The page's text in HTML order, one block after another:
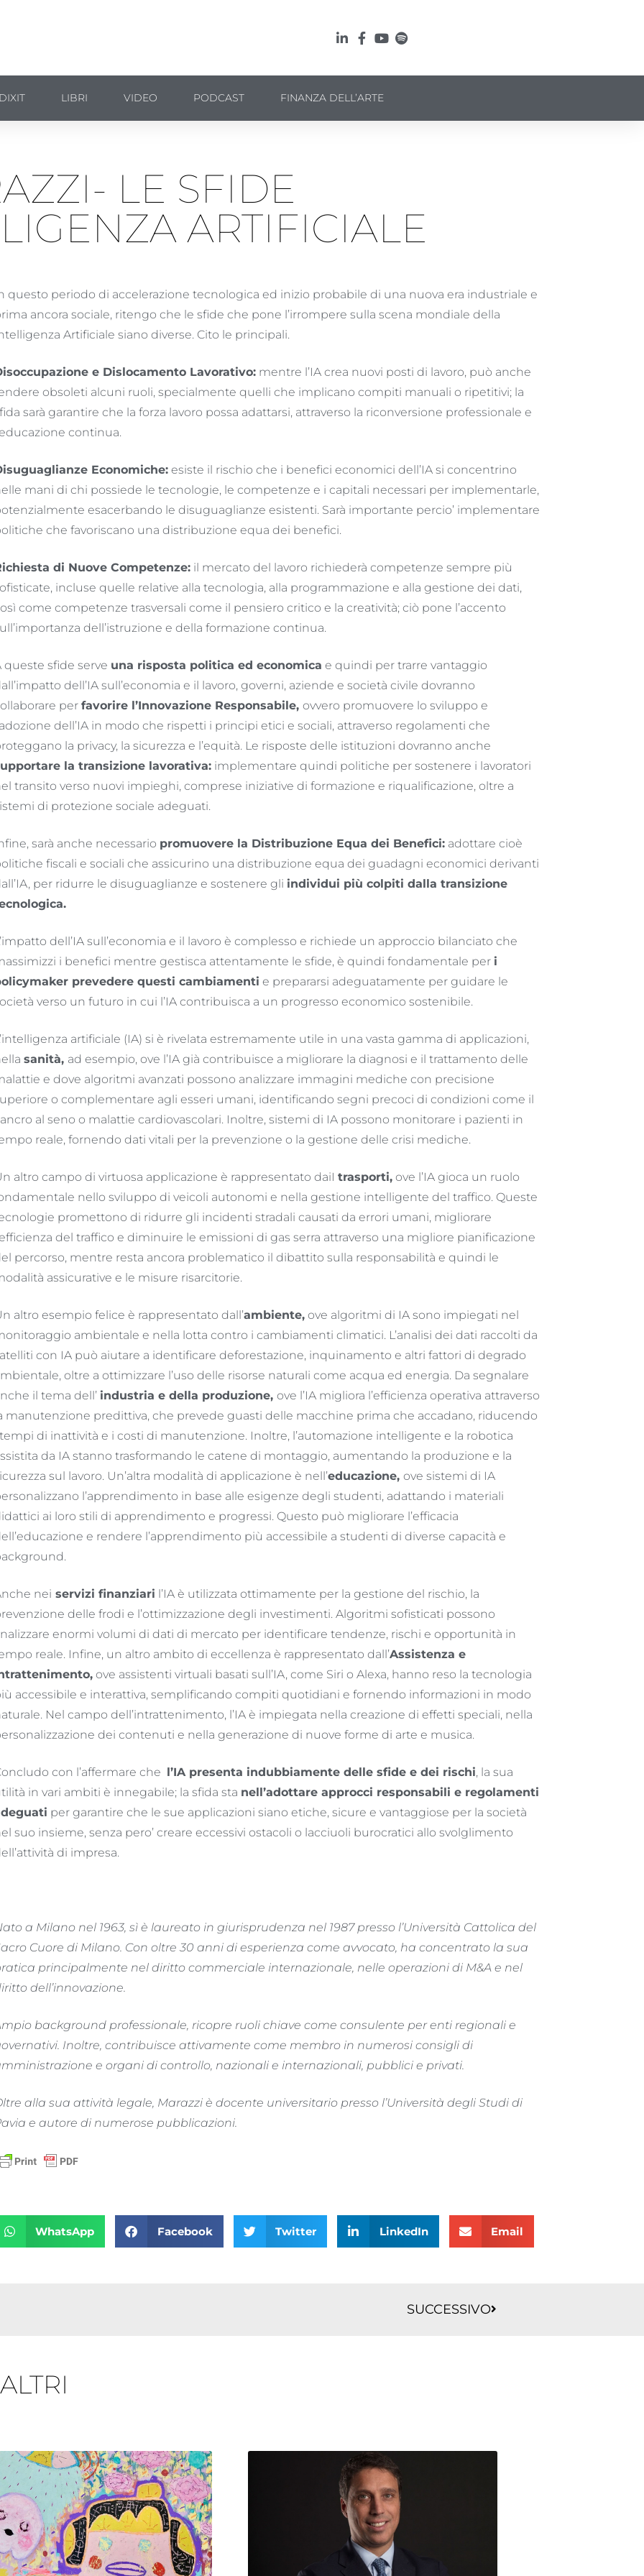
LIBRI VIDEO PODCAST FINANZA DELL’ARTE
LE SFIDE
ARTIFICIALE
questo periodo di accelerazione tecnologica ed inizio probabile di una nuova era industriale e
ancora sociale, ritengo che le sfide che pone l’irrompere sulla scena mondiale della
Artificiale siano diverse. Cito le principali.
e Dislocamento Lavorativo:mentre l’IA crea nuovi posti di lavoro, può anche
obsoleti alcuni ruoli, specialmente quelli che implicano compiti manuali o ripetitivi; la
sarà garantire che la forza lavoro possa adattarsi, attraverso la riconversione professionale e
continua.
Economiche:esiste il rischio che i benefici economici dell’IA si concentrino
mani di chi possiede le tecnologie, le competenze e i capitali necessari per implementarle,
esacerbando le disuguaglianze esistenti. Sarà importante percio’ implementare
che favoriscano una distribuzione equa dei benefici.
di Nuove Competenze:il mercato del lavoro richiederà competenze sempre più
incluse quelle relative alla tecnologia, alla programmazione e alla gestione dei dati,
come competenze trasversali come il pensiero critico e la creatività; ciò pone l’accento
dell’istruzione e della formazione continua.
queste sfide serve una risposta politica ed economica e quindi per trarre vantaggio
dell’IA sull’economia e il lavoro, governi, aziende e società civile dovranno
per favorire l’Innovazione Responsabile, ovvero promuovere lo sviluppo e
dell’IA in modo che rispetti i principi etici e sociali, attraverso regolamenti che
la privacy, la sicurezza e l’equità. Le risposte delle istituzioni dovranno anche
la transizione lavorativa:implementare quindi politiche per sostenere i lavoratori
transito verso nuovi impieghi, comprese iniziative di formazione e riqualificazione, oltre a
di protezione sociale adeguati.
sarà anche necessario promuovere la Distribuzione Equa dei Benefici:adottare cioè
fiscali e sociali che assicurino una distribuzione equa dei guadagni economici derivanti
per ridurre le disuguaglianze e sostenere gli individui più colpiti dalla transizione
dell’IA sull’economia e il lavoro è complesso e richiede un approccio bilanciato che
i benefici mentre gestisca attentamente le sfide, è quindi fondamentale per i
prevedere questi cambiamenti e prepararsi adeguatamente per guidare le
verso un futuro in cui l’IA contribuisca a un progresso economico sostenibile.
artificiale (IA) si è rivelata estremamente utile in una vasta gamma di applicazioni,
sanità, ad esempio, ove l’IA già contribuisce a migliorare la diagnosi e il trattamento delle
e dove algoritmi avanzati possono analizzare immagini mediche con precisione
o complementare agli esseri umani, identificando segni precoci di condizioni come il
al seno o malattie cardiovascolari. Inoltre, sistemi di IA possono monitorare i pazienti in
reale, fornendo dati vitali per la prevenzione o la gestione delle crisi mediche.
altro campo di virtuosa applicazione è rappresentato daiI trasporti,ove l’IA gioca un ruolo
nello sviluppo di veicoli autonomi e nella gestione intelligente del traffico. Queste
promettono di ridurre gli incidenti stradali causati da errori umani, migliorare
del traffico e diminuire le emissioni di gas serra attraverso una migliore pianificazione
percorso, mentre resta ancora problematico il dibattito sulla responsabilità e quindi le
assicurative e le misure risarcitorie.
altro esempio felice è rappresentato dall’ambiente,ove algoritmi di IA sono impiegati nel
ambientale e nella lotta contro i cambiamenti climatici. L’analisi dei dati raccolti da
con IA può aiutare a identificare deforestazione, inquinamento e altri fattori di degrado
oltre a ottimizzare l’uso delle risorse naturali come acqua ed energia. Da segnalare
il tema dell’ industria edella produzione, ove l’IA migliora l’efficienza operativa attraverso
manutenzione predittiva, che prevede guasti delle macchine prima che accadano, riducendo
di inattività e i costi di manutenzione. Inoltre, l’automazione intelligente e la robotica
da IA stanno trasformando le catene di montaggio, aumentando la produzione e la
sul lavoro. Un’altra modalità di applicazione è nell’educazione, ove sistemi di IA
l’apprendimento in base alle esigenze degli studenti, adattando i materiali
ai loro stili di apprendimento e progressi. Questo può migliorare l’efficacia
e rendere l’apprendimento più accessibile a studenti di diverse capacità e
nei servizi finanziari l’IA è utilizzata ottimamente per la gestione del rischio, la
delle frodi e l’ottimizzazione degli investimenti. Algoritmi sofisticati possono
enormi volumi di dati di mercato per identificare tendenze, rischi e opportunità in
reale. Infine, un altro ambito di eccellenza è rappresentato dall’Assistenza e
,ove assistenti virtuali basati sull’IA, come Siri o Alexa, hanno reso la tecnologia
accessibile e interattiva, semplificando compiti quotidiani e fornendo informazioni in modo
Nel campo dell’intrattenimento, l’IA è impiegata nella creazione di effetti speciali, nella
dei contenuti e nella generazione di nuove forme di arte e musica.
con l’affermare che l’IA presenta indubbiamente delle sfide e dei rischi, la sua
in vari ambiti è innegabile; la sfida sta nell’adottare approcci responsabili e regolamenti
per garantire che le sue applicazioni siano etiche, sicure e vantaggiose per la società
suo insieme, senza pero’ creare eccessivi ostacoli o lacciuoli burocratici allo svolglimento
di impresa.
a Milano nel 1963, sì è laureato in giurisprudenza nel 1987 presso l’Università Cattolica del
Cuore di Milano. Con oltre 30 anni di esperienza come avvocato, ha concentrato la sua
principalmente nel diritto commerciale internazionale, nelle operazioni di M&A e nel
dell’innovazione.
background professionale, ricopre ruoli chiave come consulente per enti regionali e
Inoltre, contribuisce attivamente come membro in numerosi consigli di
e organi di controllo, nazionali e internazionali, pubblici e privati.
alla sua attività legale, Marazzi è docente universitario presso l’Università degli Studi di
e autore di numerose pubblicazioni.
WhatsApp Facebook Twitter LinkedIn Email
SUCCESSIVO
Pagina
Pagina
Pagina
Pagina
Pagina